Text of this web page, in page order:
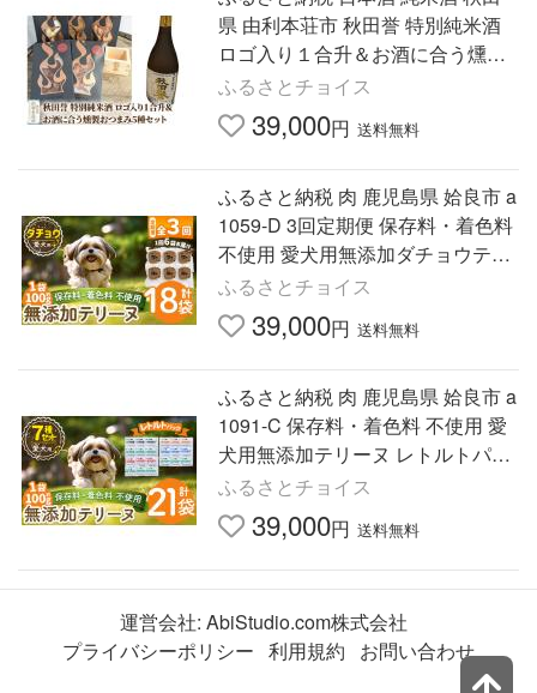
県 由利本荘市 秋田誉 特別純米酒
ロゴ入り１合升＆お酒に合う燻製
おつまみ5種セット 日本酒 お酒 純
米酒 特別純米 特別純米…
ふるさとチョイス
39,000円 送料無料
ふるさと納税 肉 鹿児島県 姶良市 a
1059-D 3回定期便 保存料・着色料
不使用 愛犬用無添加ダチョウテリ
ーヌ6袋×3回(1袋約100g・合計約1.
8kg) Nフードサービス…
ふるさとチョイス
39,000円 送料無料
ふるさと納税 肉 鹿児島県 姶良市 a
1091-C 保存料・着色料 不使用 愛
犬用無添加テリーヌ レトルトパッ
ク 7種セット 計21袋(1袋約100g・
合計約2.1kg) Nフードサ…
ふるさとチョイス
39,000円 送料無料
運営会社: AbiStudio.com株式会社
プライバシーポリシー 利用規約 お問い合わせ